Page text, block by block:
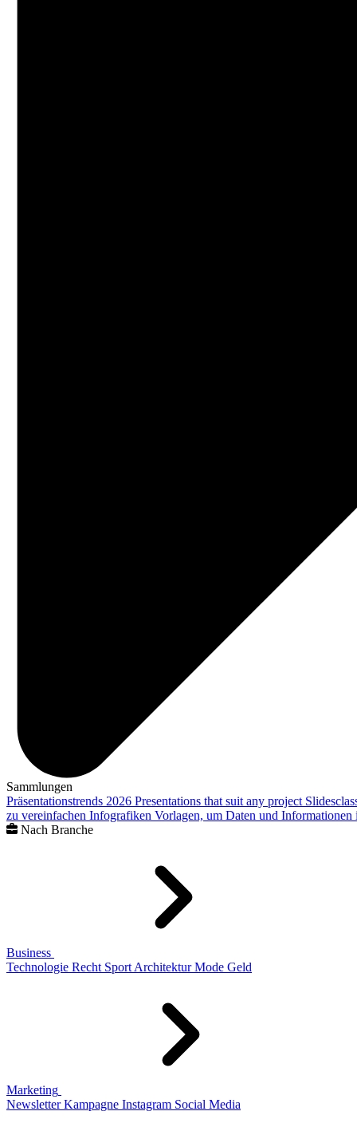
Sammlungen
Präsentationstrends 2026 Presentations that suit any project
zu vereinfachen Infografiken Vorlagen, um Daten und
Nach Branche
Business
Technologie Recht Sport Architektur Mode Geld
Marketing
Newsletter Kampagne Instagram Social Media